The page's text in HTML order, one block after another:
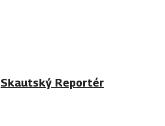
Skautský Reportér